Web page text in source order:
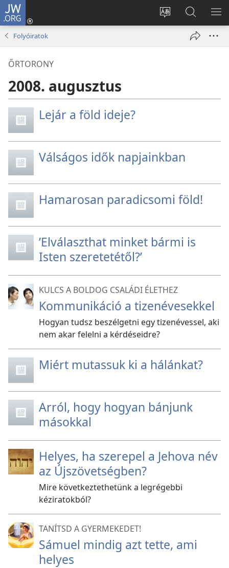
JW.ORG
Oldal
nyelvének
megváltoztatása
Bejelentkezés
(opens
Keresés
a jw.org
honlapon
Folyóiratok
ŐRTORONY
2008. augusztus
Lejár a föld ideje?
Válságos idők napjainkban
Hamarosan paradicsomi föld!
’Elválaszthat minket bármi is
Isten szeretetétől?’
KULCS A BOLDOG CSALÁDI ÉLETHEZ
Kommunikáció a tizenévesekkel
Hogyan tudsz beszélgetni egy tizenévessel, aki
nem akar felelni a kérdéseidre?
Miért mutassuk ki a hálánkat?
Arról, hogy hogyan bánjunk
másokkal
Helyes, ha szerepel a Jehova név
az Újszövetségben?
Mire következtethetünk a legrégebbi
kéziratokból?
TANÍTSD A GYERMEKEDET!
Sámuel mindig azt tette, ami
helyes